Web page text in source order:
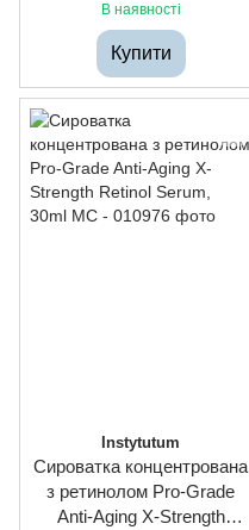
В наявності
Купити
Instytutum
Сироватка концентрована
з ретинолом Pro-Grade
Anti-Aging X-Strength